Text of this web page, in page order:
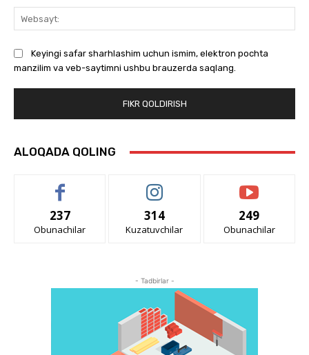
Keyingi safar sharhlashim uchun ismim, elektron pochta
manzilim va veb-saytimni ushbu brauzerda saqlang.
ALOQADA QOLING
237
Obunachilar
314
Kuzatuvchilar
249
Obunachilar
- Tadbirlar -